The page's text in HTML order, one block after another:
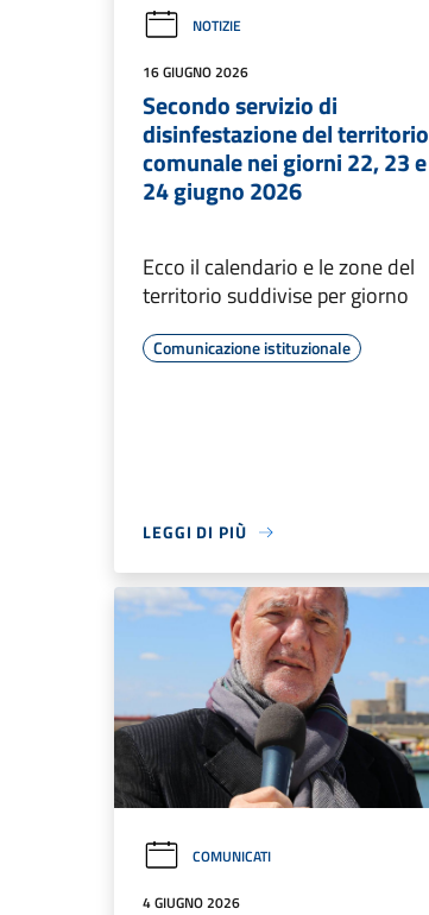
NOTIZIE
16 GIUGNO 2026
Secondo servizio di
disinfestazione del territorio
comunale nei giorni 22, 23 e
24 giugno 2026
Ecco il calendario e le zone del
territorio suddivise per giorno
Comunicazione istituzionale
LEGGI DI PIÙ
COMUNICATI
4 GIUGNO 2026